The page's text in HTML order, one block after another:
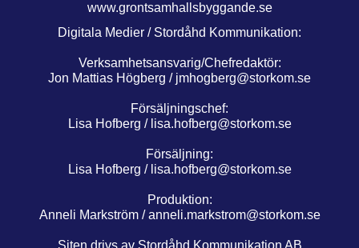
www.grontsamhallsbyggande.se
Digitala Medier / Stordåhd Kommunikation:
Verksamhetsansvarig/Chefredaktör:
Jon Mattias Högberg / jmhogberg@storkom.se
Försäljningschef:
Lisa Hofberg / lisa.hofberg@storkom.se
Försäljning:
Lisa Hofberg / lisa.hofberg@storkom.se
Produktion:
Anneli Markström /anneli.markstrom@storkom.se
Siten drivs av Stordåhd Kommunikation AB